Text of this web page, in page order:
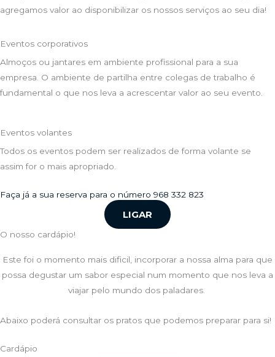
agregamos valor ao disponibilizar os nossos serviços ao seu dia!
Eventos corporativos
Almoços ou jantares em ambiente profissional para a sua
empresa. O ambiente de partilha entre colegas de trabalho é
fundamental o que nos leva a acrescentar valor ao seu evento.
Eventos volantes
Todos os eventos podem ser realizados de forma volante se
assim for o mais apropriado.
Faça já a sua reserva para o número 968 332 823
LIGAR
O nosso cardápio!
Este foi o momento mais dificil, incorporar a nossa alma para que
possa degustar um sabor especial num momento que nos leva a
viajar pelo mundo dos paladares.
Abaixo poderá consultar os pratos que podemos preparar para si!
Cardápio